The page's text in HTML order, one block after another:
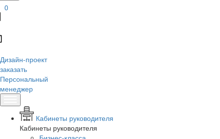
0
Дизайн-проект
заказать
Персональный
менеджер
Кабинеты руководителя
Кабинеты руководителя